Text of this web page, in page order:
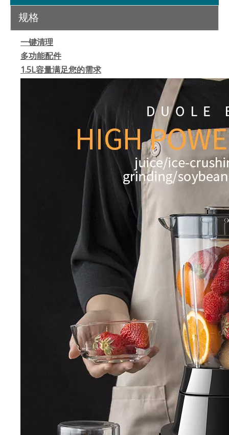
规格
一键清理
多功能配件
1.5L容量满足您的需求